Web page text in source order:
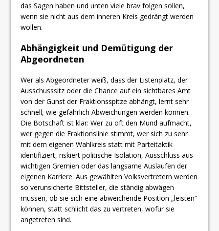
das Sagen haben und unten viele brav folgen sollen,
wenn sie nicht aus dem inneren Kreis gedrängt werden
wollen.
​Abhängigkeit und Demütigung der
Abgeordneten
Wer als Abgeordneter weiß, dass der Listenplatz, der
Ausschusssitz oder die Chance auf ein sichtbares Amt
von der Gunst der Fraktionsspitze abhängt, lernt sehr
schnell, wie gefährlich Abweichungen werden können.
Die Botschaft ist klar: Wer zu oft den Mund aufmacht,
wer gegen die Fraktionslinie stimmt, wer sich zu sehr
mit dem eigenen Wahlkreis statt mit Parteitaktik
identifiziert, riskiert politische Isolation, Ausschluss aus
wichtigen Gremien oder das langsame Auslaufen der
eigenen Karriere. Aus gewählten Volksvertretern werden
so verunsicherte Bittsteller, die ständig abwägen
müssen, ob sie sich eine abweichende Position „leisten“
können, statt schlicht das zu vertreten, wofür sie
angetreten sind.